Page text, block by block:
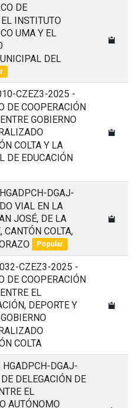
DE
INSTITUTO
UMA Y EL
DEL
CZEZ3-2025 -
DE COOPERACIÓN
GOBIERNO
COLTA Y LA
DE EDUCACIÓN
DGAJ-
VIAL EN LA
JOSÉ, DE LA
CANTÓN COLTA,
Popular
CZEZ3-2025 -
DE COOPERACIÓN
EL
DEPORTE Y
COLTA
HGADPCH-DGAJ-
DELEGACIÓN DE
EL
AUTÓNOMO